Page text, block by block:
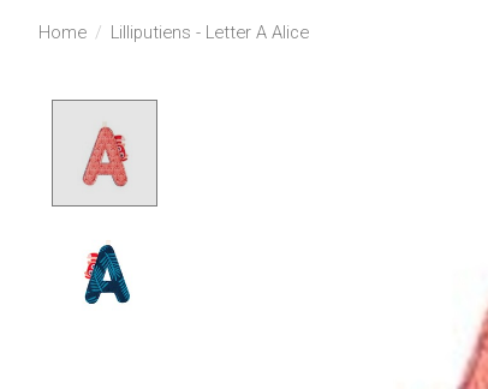
Home / Lilliputiens - Letter A Alice